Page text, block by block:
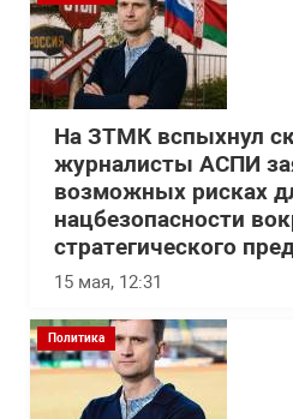
На ЗТМК вспыхнул
журналисты АСПИ
возможных рисках
нацбезопасности
стратегического
15 мая, 12:31
Политика